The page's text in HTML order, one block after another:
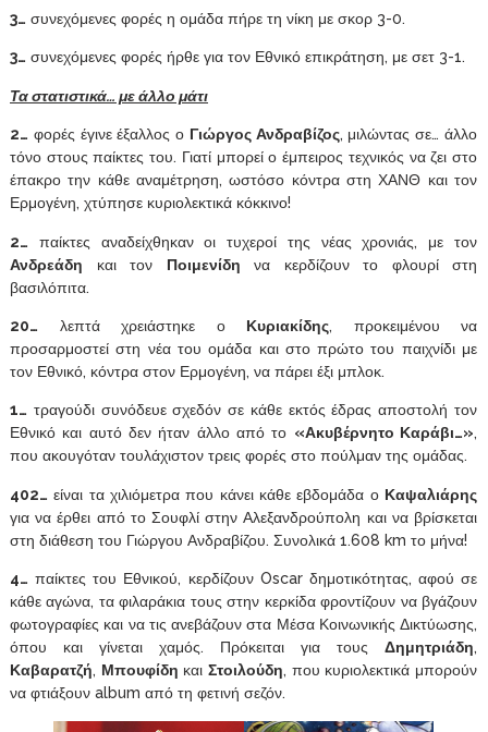
3… συνεχόμενες φορές η ομάδα πήρε τη νίκη με σκορ 3-0.
3… συνεχόμενες φορές ήρθε για τον Εθνικό επικράτηση, με σετ 3-1.
Τα στατιστικά… με άλλο μάτι
2… φορές έγινε έξαλλος ο Γιώργος Ανδραβίζος, μιλώντας σε… άλλο
τόνο στους παίκτες του. Γιατί μπορεί ο έμπειρος τεχνικός να ζει στο
έπακρο την κάθε αναμέτρηση, ωστόσο κόντρα στη ΧΑΝΘ και τον
Ερμογένη, χτύπησε κυριολεκτικά κόκκινο!
2… παίκτες αναδείχθηκαν οι τυχεροί της νέας χρονιάς, με τον
Ανδρεάδη και τον Ποιμενίδη να κερδίζουν το φλουρί στη
βασιλόπιτα.
20… λεπτά χρειάστηκε ο Κυριακίδης, προκειμένου να
προσαρμοστεί στη νέα του ομάδα και στο πρώτο του παιχνίδι με
τον Εθνικό, κόντρα στον Ερμογένη, να πάρει έξι μπλοκ.
1… τραγούδι συνόδευε σχεδόν σε κάθε εκτός έδρας αποστολή τον
Εθνικό και αυτό δεν ήταν άλλο από το «Ακυβέρνητο Καράβι…»,
που ακουγόταν τουλάχιστον τρεις φορές στο πούλμαν της ομάδας.
402… είναι τα χιλιόμετρα που κάνει κάθε εβδομάδα ο Καψαλιάρης
για να έρθει από το Σουφλί στην Αλεξανδρούπολη και να βρίσκεται
στη διάθεση του Γιώργου Ανδραβίζου. Συνολικά 1.608 km το μήνα!
4… παίκτες του Εθνικού, κερδίζουν Oscar δημοτικότητας, αφού σε
κάθε αγώνα, τα φιλαράκια τους στην κερκίδα φροντίζουν να βγάζουν
φωτογραφίες και να τις ανεβάζουν στα Μέσα Κοινωνικής Δικτύωσης,
όπου και γίνεται χαμός. Πρόκειται για τους Δημητριάδη,
Καβαρατζή, Μπουφίδη καιΣτοιλούδη, που κυριολεκτικά μπορούν
να φτιάξουν album από τη φετινή σεζόν.